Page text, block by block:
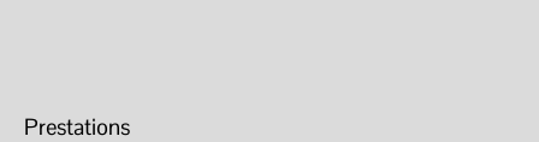
Prestations